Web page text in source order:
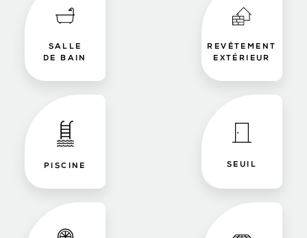
SALLE
DE BAIN
REVÊTEMENT
EXTÉRIEUR
PISCINE SEUIL